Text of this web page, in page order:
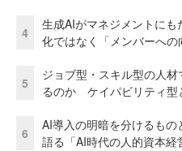
4
生成AIがマネジメントに
化ではなく「メンバーへの
5
ジョブ型・スキル型の人
るのか ケイパビリティ型
6
AI導入の明暗を分けるも
語る「AI時代の人的資本経